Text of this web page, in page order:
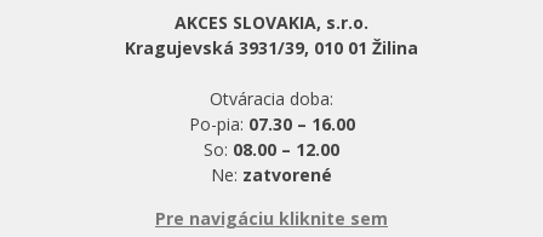
AKCES SLOVAKIA, s.r.o.
Kragujevská 3931/39, 010 01 Žilina
Otváracia doba:
Po-pia: 07.30 – 16.00
So: 08.00 – 12.00
Ne: zatvorené
Pre navigáciu kliknite sem